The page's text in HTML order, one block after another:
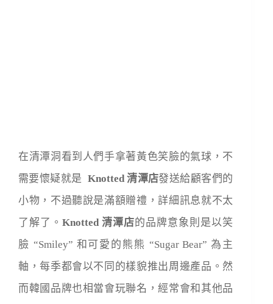
在清潭洞看到人們手拿著黃色笑臉的氣球，不
需要懷疑就是 Knotted 清潭店發送給顧客們的
小物，不過聽說是滿額贈禮，詳細訊息就不太
了解了。Knotted 清潭店的品牌意象則是以笑
臉 “Smiley” 和可愛的熊熊 “Sugar Bear” 為主
軸，每季都會以不同的樣貌推出周邊產品。然
而韓國品牌也相當會玩聯名，經常會和其他品